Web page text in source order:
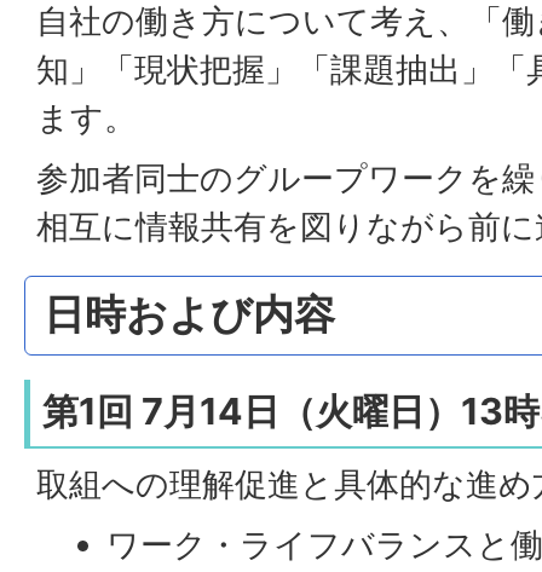
自社の働き方について考え、「
知」「現状把握」「課題抽出」
ます。
参加者同士のグループワークを
相互に情報共有を図りながら前
日時および内容
第1回 7月14日（火曜日）13
取組への理解促進と具体的な進め
ワーク・ライフバランスと